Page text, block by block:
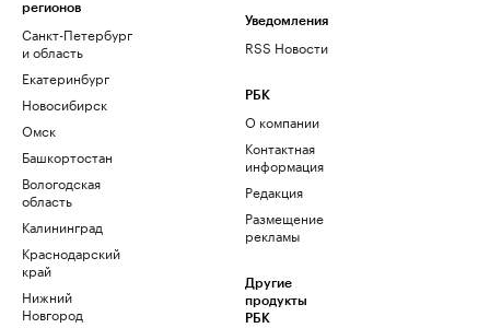
регионов
Санкт-Петербург
и область
Екатеринбург
Новосибирск
Омск
Башкортостан
Вологодская
область
Калининград
Краснодарский
край
Нижний
Новгород
Уведомления
RSS Новости
РБК
О компании
Контактная
информация
Редакция
Размещение
рекламы
Другие
продукты
РБК